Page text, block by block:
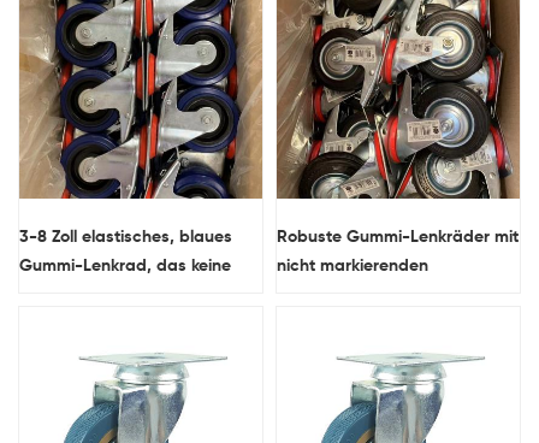
3-8 Zoll elastisches, blaues
Gummi-Lenkrad, das keine
Robuste Gummi-Lenkräder mit
nicht markierenden